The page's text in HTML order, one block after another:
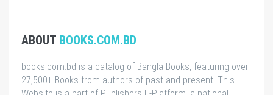
ABOUT BOOKS.COM.BD
books.com.bd is a catalog of Bangla Books, featuring over
27,500+ Books from authors of past and present. This